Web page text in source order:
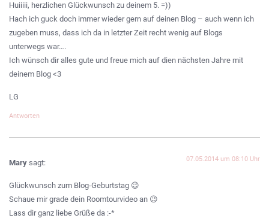
Huiiiii, herzlichen Glückwunsch zu deinem 5. =))
Hach ich guck doch immer wieder gern auf deinen Blog – auch wenn ich
zugeben muss, dass ich da in letzter Zeit recht wenig auf Blogs
unterwegs war….
Ich wünsch dir alles gute und freue mich auf dien nächsten Jahre mit
deinem Blog <3
LG
Antworten
Mary sagt: 07.05.2014 um 08:10 Uhr
Glückwunsch zum Blog-Geburtstag 😉
Schaue mir grade dein Roomtourvideo an 😉
Lass dir ganz liebe Grüße da :-*